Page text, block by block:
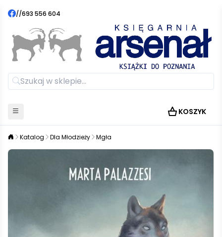
//693 556 604
KOSZYK
Katalog Dla Młodzieży Mgła